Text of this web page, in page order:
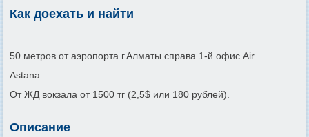
Как доехать и найти
50 метров от аэропорта г.Алматы справа 1-й офис Air
Astana
От ЖД вокзала от 1500 тг (2,5$ или 180 рублей).
Описание